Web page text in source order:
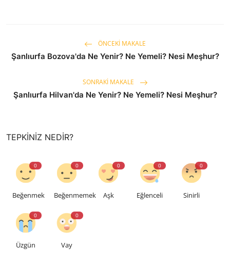
ÖNCEKI MAKALE
Şanlıurfa Bozova'da Ne Yenir? Ne Yemeli? Nesi Meşhur?
SONRAKI MAKALE
Şanlıurfa Hilvan'da Ne Yenir? Ne Yemeli? Nesi Meşhur?
TEPKINIZ NEDIR?
0
Beğenmek
0
Beğenmemek
0
Aşk
0
Eğlenceli
0
Sinirli
0
Üzgün
0
Vay